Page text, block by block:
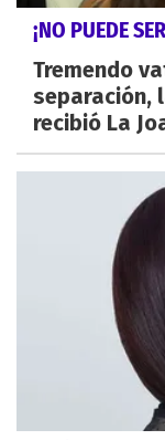
¡NO PUEDE
Tremendo
separación,
recibió La